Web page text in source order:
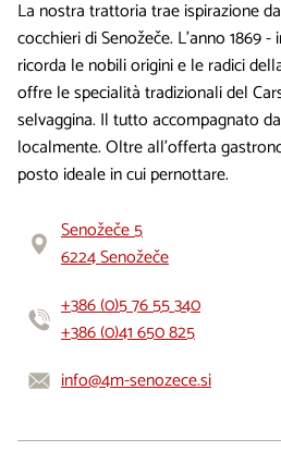
La nostra trattoria trae ispirazione
cocchieri di Senožeče. L’anno 1869
ricorda le nobili origini e le radici
offre le specialità tradizionali del
selvaggina. Il tutto accompagnato
localmente. Oltre all’offerta
posto ideale in cui pernottare.
Senožeče 5
6224 Senožeče
+386 (0)5 76 55 340
+386 (0)41 650 825
info@4m-senozece.si